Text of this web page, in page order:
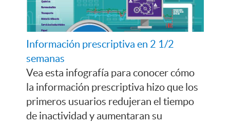
Información prescriptiva en 2 1/2
semanas
Vea esta infografía para conocer cómo
la información prescriptiva hizo que los
primeros usuarios redujeran el tiempo
de inactividad y aumentaran su